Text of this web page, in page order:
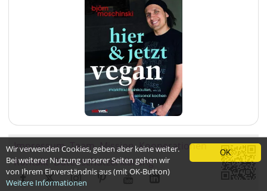
ImpressumTeamMissionKooperationen
KontaktDatenschutzerklärung
OK
Wir verwenden Cookies, geben aber keine weiter.
Bei weiterer Nutzung unserer Seiten gehen wir
von Ihrem Einverständnis aus (mit OK-Button)
Weitere Informationen